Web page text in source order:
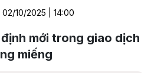
02/10/2025 | 14:00
mới trong giao dịch
miếng